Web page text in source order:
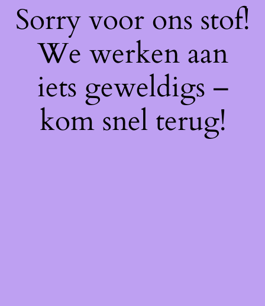
Sorry voor ons stof!
We werken aan
iets geweldigs –
kom snel terug!